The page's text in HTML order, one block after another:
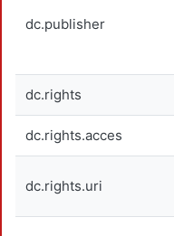
dc.publisher
dc.rights
dc.rights.acces
dc.rights.uri